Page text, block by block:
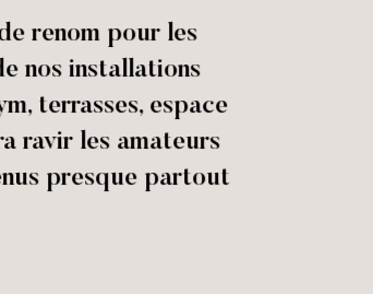
renom pour les
nos installations
terrasses, espace
ravir les amateurs
presque partout